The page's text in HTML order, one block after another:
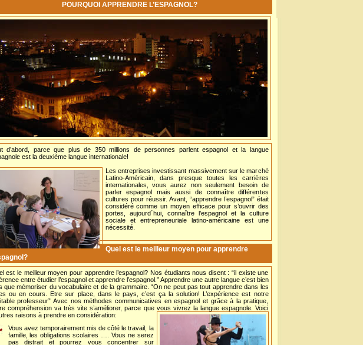
POURQUOI APPRENDRE L’ESPAGNOL?
d’abord, parce que plus de 350 millions de personnes parlent espagnol et la langue
est la deuxième langue internationale!
Les entreprises investissant massivement sur le marché
Latino-Américain, dans presque toutes les carrières
internationales, vous aurez non seulement besoin de
parler espagnol mais aussi de connaître différentes
cultures pour réussir. Avant, “apprendre l’espagnol” était
considéré comme un moyen efficace pour s’ouvrir des
portes, aujourd´hui, connaître l’espagnol et la culture
sociale et entrepreneuriale latino-américaine est une
nécessité.
Quel est le meilleur moyen pour apprendre
est le meilleur moyen pour apprendre l’espagnol? Nos étudiants nous disent : “il existe une
entre étudier l’espagnol et apprendre l’espagnol.” Apprendre une autre langue c’est bien
que mémoriser du vocabulaire et de la grammaire. “On ne peut pas tout apprendre dans les
ou en cours. Etre sur place, dans le pays, c’est ça la solution! L’expérience est notre
professeur” Avec nos méthodes communicatives en espagnol et grâce à la pratique,
compréhension va très vite s’améliorer, parce que vous vivrez la langue espagnole. Voici
raisons à prendre en considération:
Vous avez temporairement mis de côté le travail, la
famille, les obligations scolaires …. Vous ne serez
pas distrait et pourrez vous concentrer sur